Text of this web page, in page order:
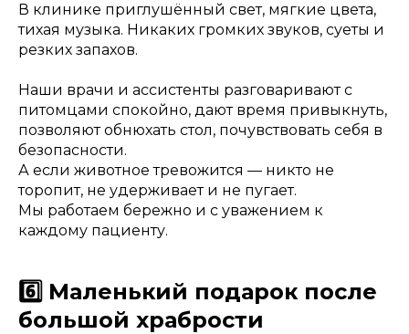
В клинике приглушённый свет, мягкие цвета,
тихая музыка. Никаких громких звуков, суеты и
резких запахов.
Наши врачи и ассистенты разговаривают с
питомцами спокойно, дают время привыкнуть,
позволяют обнюхать стол, почувствовать себя в
безопасности.
А если животное тревожится — никто не
торопит, не удерживает и не пугает.
Мы работаем бережно и с уважением к
каждому пациенту.
6️⃣ Маленький подарок после
большой храбрости